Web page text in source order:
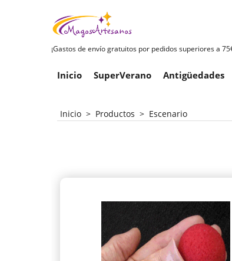
¡Gastos de envío gratuitos por pedidos superiores a
Inicio SuperVerano Antigüedades
Inicio > Productos > Escenario